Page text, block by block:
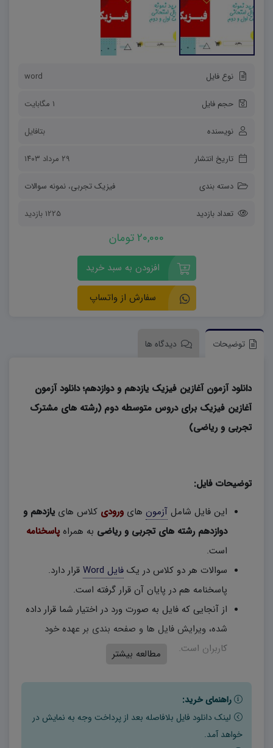
نوع فایل word
حجم فایل 1 مگابایت
نویسنده بتافایل
تاریخ انتشار ۲۹ مرداد ۱۴۰۳
دسته بندی فیزیک تجربی، نمونه سوالات
تعداد بازدید 1225 بازدید
20,000 تومان
افزودن به سبد خرید
سفارش از واتساپ
توضیحات دیدگاه ها
دانلود آزمون آغازین فیزیک یازدهم و دوازدهم؛ دانلود آزمون
آغازین فیزیک برای دروس متوسطه دوم (رشته های مشترک
تجربی و ریاضی)
توضیحات فایل:
این فایل شامل آزمون های ورودی کلاس های یازدهم و
دوازدهم رشته های تجربی و ریاضی به همراه پاسخنامه
است.
سوالات هر دو کلاس در یک فایل Word
قرار دارد.
پاسخنامه هم در پایان آن قرار گرفته است.
از آنجایی که فایل به صورت ورد در اختیار شما قرار داده
شده، ویرایش فایل ها و صفحه بندی بر عهده خود
کاربران است.
مطالعه بیشتر
راهنمای خرید:
لینک دانلود فایل بلافاصله بعد از پرداخت وجه به نمایش در
خواهد آمد.